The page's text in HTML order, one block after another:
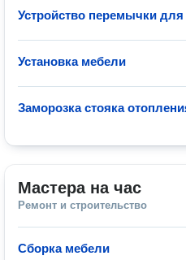
Устройство перемычки
Установка мебели
Заморозка стояка
Мастера на час
Ремонт и строительство
Сборка мебели